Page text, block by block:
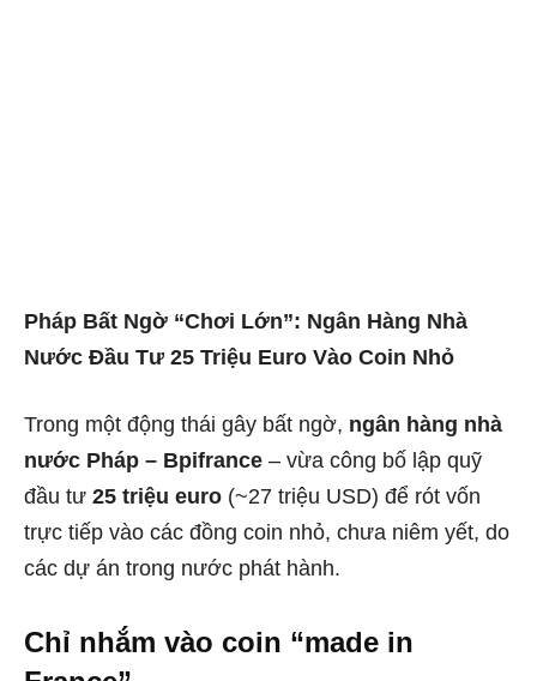
Pháp Bất Ngờ “Chơi Lớn”: Ngân Hàng Nhà
Nước Đầu Tư 25 Triệu Euro Vào Coin Nhỏ
Trong một động thái gây bất ngờ, ngân hàng nhà
nước Pháp – Bpifrance – vừa công bố lập quỹ
đầu tư 25 triệu euro (~27 triệu USD) để rót vốn
trực tiếp vào các đồng coin nhỏ, chưa niêm yết, do
các dự án trong nước phát hành.
Chỉ nhắm vào coin “made in